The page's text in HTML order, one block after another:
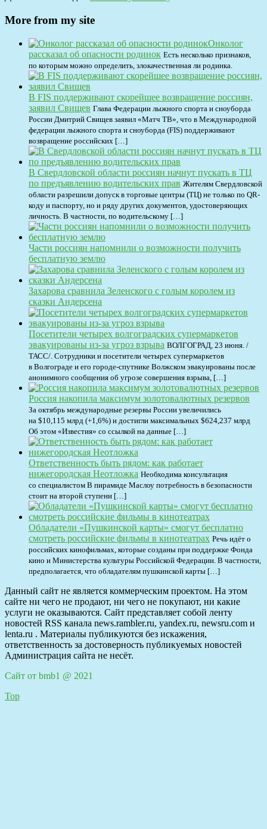
More from my site
Онколог
рассказал об опасности родинок Есть несколько признаков,
по которым можно определить, злокачественная ли родинка.
В FIS поддерживают скорейшее возвращение россиян,
заявил Свищев Глава Федерации лыжного спорта и сноуборда
России Дмитрий Свищев заявил «Матч ТВ», что в Международной
федерации лыжного спорта и сноуборда (FIS) поддерживают
возвращение российских […]
В Свердловской области россиян начнут пускать в ТЦ
по предъявлению водительских прав Жителям Свердловской
области разрешили допуск в торговые центры (ТЦ) не только по QR-
коду и паспорту, но и ряду других документов, удостоверяющих
личность. В частности, по водительскому […]
Части россиян напомнили о возможности получить
бесплатную землю
Захарова сравнила Зеленского с голым королем из
сказки Андерсена
Посетители четырех волгоградских супермаркетов
эвакуированы из-за угроз взрыва ВОЛГОГРАД, 23 июня. /
ТАСС/. Сотрудники и посетители четырех супермаркетов
в Волгограде и его городе-спутнике Волжском эвакуированы после
анонимного сообщения об угрозе совершения взрыва, […]
Россия накопила максимум золотовалютных резервов
За октябрь международные резервы России увеличились
на $10,115 млрд (+1,6%) и достигли максимальных $624,237 млрд
Об этом «Известия» со ссылкой на данные […]
Ответственность быть рядом: как работает
нижегородская Неотложка Необходима консультация
со специалистом В пирамиде Маслоу потребность в безопасности
стоит на второй ступени […]
Обладатели «Пушкинской карты» смогут бесплатно
смотреть российские фильмы в кинотеатрах Речь идёт о
российских кинофильмах, которые созданы при поддержке Фонда
кино и Министерства культуры Российской Федерации. В частности,
предполагается, что обладателям пушкинской карты […]
Данный сайт не является коммерческим проектом. На этом
сайте ни чего не продают, ни чего не покупают, ни какие
услуги не оказываются. Сайт представляет собой ленту
новостей RSS канала news.rambler.ru, yandex.ru, newsru.com и
lenta.ru . Материалы публикуются без искажения,
ответственность за достоверность публикуемых новостей
Администрация сайта не несёт.
Сайт от bmb1 @ 2021
Top